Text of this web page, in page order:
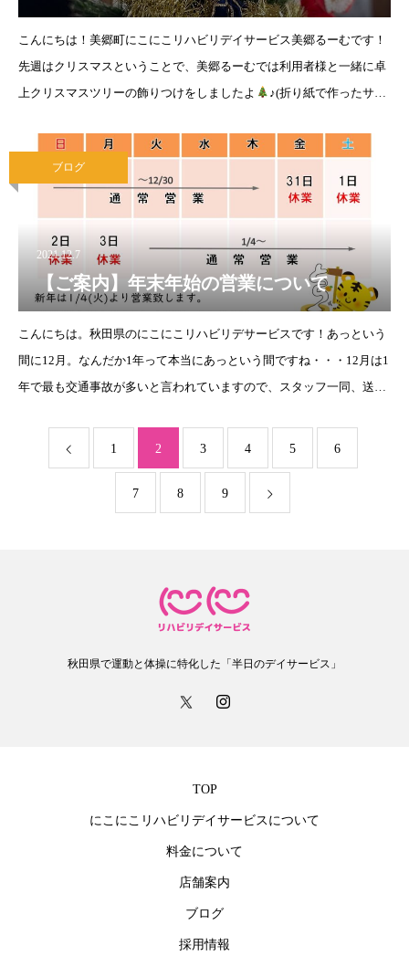
こんにちは！美郷町にこにこリハビリデイサービス美郷るーむです！
先週はクリスマスということで、美郷るーむでは利用者様と一緒に卓
上クリスマスツリーの飾りつけをしましたよ
♪(折り紙で作ったサン
ろん、指先の運動にもなり
ブログ
2021.12.7
【ご案内】年末年始の営業について
こんにちは。秋田県のにこにこリハビリデサービスです！あっという
間に12月。なんだか1年って本当にあっという間ですね・・・12月は1
年で最も交通事故が多いと言われていますので、スタッフ一同、送迎
1 2 3 4 5 6
7 8 9
秋田県で運動と体操に特化した「半日のデイサービス」
TOP
にこにこリハビリデイサービスについて
料金について
店舗案内
ブログ
採用情報